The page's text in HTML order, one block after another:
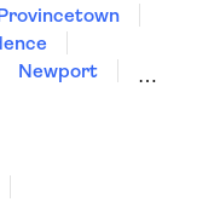
Newport